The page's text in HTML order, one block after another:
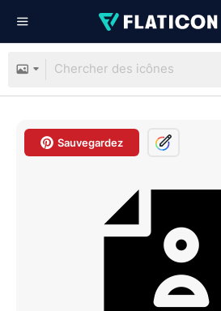
Sauvegardez